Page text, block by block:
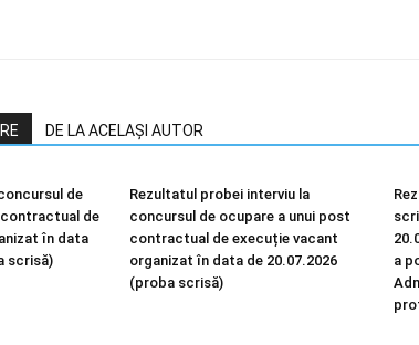
DE LA ACELAȘI AUTOR
de
de
în data
scrisă)
Rezultatul probei interviu la
concursul de ocupare a unui post
contractual de execuție vacant
organizat în data de 20.07.2026
(proba scrisă)
a